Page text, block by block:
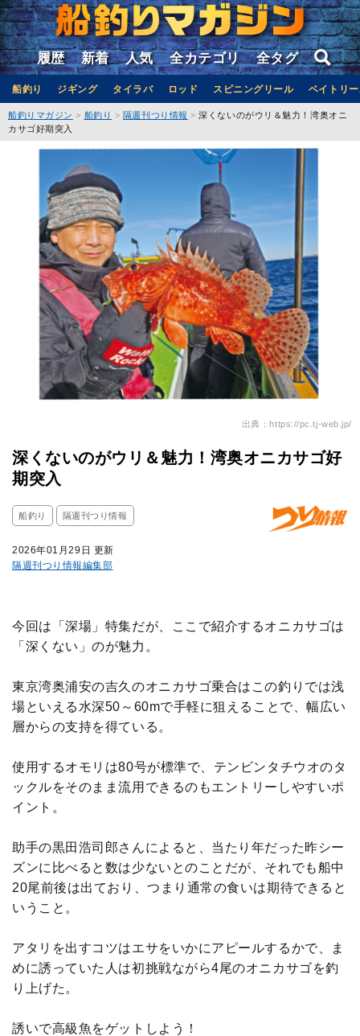
履歴 新着 人気 全カテゴリ 全タグ
船釣り ジギング タイラバ ロッド スピニングリール ベイトリ
船釣りマガジン 船釣り 隔週刊つり情報
深くないのがウリ＆魅力！湾奥オニ
カサゴ好期突入
出典：https://pc.tj-web.jp/
深くないのがウリ＆魅力！湾奥オニカサゴ好
期突入
船釣り 隔週刊つり情報
2026年01月29日 更新
隔週刊つり情報編集部
今回は「深場」特集だが、ここで紹介するオニカサゴは
「深くない」のが魅力。
東京湾奥浦安の吉久のオニカサゴ乗合はこの釣りでは浅
場といえる水深50～60mで手軽に狙えることで、幅広い
層からの支持を得ている。
使用するオモリは80号が標準で、テンビンタチウオのタ
ックルをそのまま流用できるのもエントリーしやすいポ
イント。
助手の黒田浩司郎さんによると、当たり年だった昨シー
ズンに比べると数は少ないとのことだが、それでも船中
20尾前後は出ており、つまり通常の食いは期待できると
いうこと。
アタリを出すコツはエサをいかにアピールするかで、ま
めに誘っていた人は初挑戦ながら4尾のオニカサゴを釣
り上げた。
誘いで高級魚をゲットしよう！